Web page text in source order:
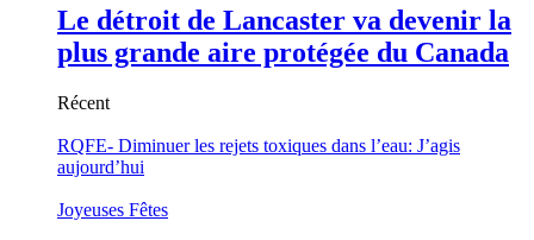
Le détroit de Lancaster va devenir la
plus grande aire protégée du Canada
Récent
RQFE- Diminuer les rejets toxiques dans l’eau: J’agis
aujourd’hui
Joyeuses Fêtes